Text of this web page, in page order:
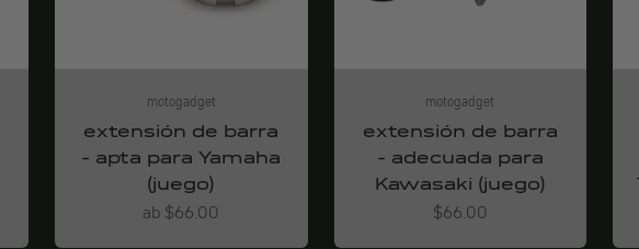
motogadget
extensión de barra
- apta para Yamaha
(juego)
Angebot
ab $66.00
motogadget
extensión de barra
- adecuada para
Kawasaki (juego)
Angebot
$66.00